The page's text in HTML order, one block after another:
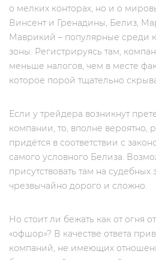
о мелких конторах, но и о
Винсент и Гренадины, Белиз,
Маврикий – популярные среди
зоны. Регистрируясь там,
меньше налогов, чем в месте
которое порой тщательно
Если у трейдера возникнут
компании, то, вполне вероятно,
придётся в соответствии с
самого условного Белиза.
присутствовать там на судебных
чрезвычайно дорого и сложно.
Но стоит ли бежать как от огня
«офшор»? В качестве ответа
компаний, не имеющих